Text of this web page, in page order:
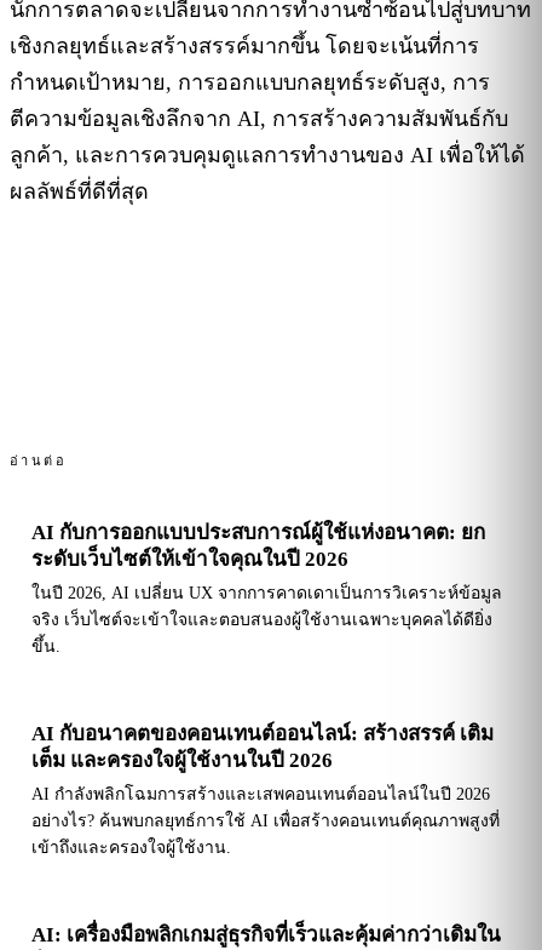
นักการตลาดจะเปลี่ยนจากการทำงานซ้ำซ้อนไปสู่บทบาท
เชิงกลยุทธ์และสร้างสรรค์มากขึ้น โดยจะเน้นที่การ
กำหนดเป้าหมาย, การออกแบบกลยุทธ์ระดับสูง, การ
ตีความข้อมูลเชิงลึกจาก AI, การสร้างความสัมพันธ์กับ
ลูกค้า, และการควบคุมดูแลการทำงานของ AI เพื่อให้ได้
ผลลัพธ์ที่ดีที่สุด
อ่านต่อ
AI กับการออกแบบประสบการณ์ผู้ใช้แห่งอนาคต: ยก
ระดับเว็บไซต์ให้เข้าใจคุณในปี 2026
ในปี 2026, AI เปลี่ยน UX จากการคาดเดาเป็นการวิเคราะห์ข้อมูล
จริง เว็บไซต์จะเข้าใจและตอบสนองผู้ใช้งานเฉพาะบุคคลได้ดียิ่ง
ขึ้น.
AI กับอนาคตของคอนเทนต์ออนไลน์: สร้างสรรค์ เติม
เต็ม และครองใจผู้ใช้งานในปี 2026
AI กำลังพลิกโฉมการสร้างและเสพคอนเทนต์ออนไลน์ในปี 2026
อย่างไร? ค้นพบกลยุทธ์การใช้ AI เพื่อสร้างคอนเทนต์คุณภาพสูงที่
เข้าถึงและครองใจผู้ใช้งาน.
AI: เครื่องมือพลิกเกมสู่ธุรกิจที่เร็วและคุ้มค่ากว่าเดิมใน